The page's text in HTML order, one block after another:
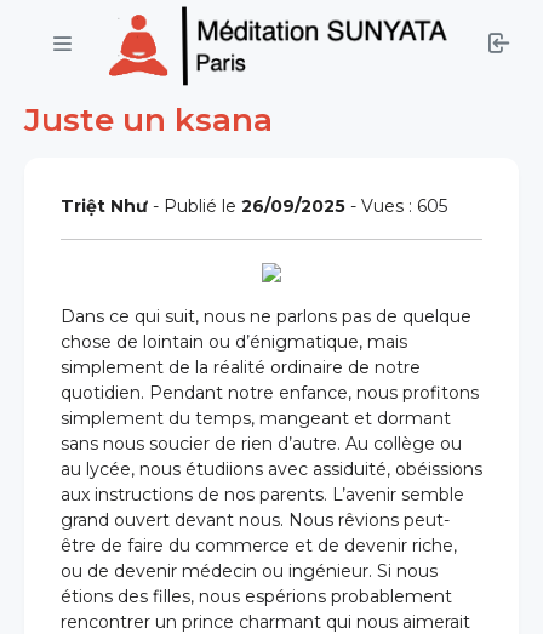
Juste un ksana
Triệt Như - Publié le 26/09/2025 - Vues : 605
Dans ce qui suit, nous ne parlons pas de quelque
chose de lointain ou d’énigmatique, mais
simplement de la réalité ordinaire de notre
quotidien. Pendant notre enfance, nous profitons
simplement du temps, mangeant et dormant
sans nous soucier de rien d’autre. Au collège ou
au lycée, nous étudiions avec assiduité, obéissions
aux instructions de nos parents. L’avenir semble
grand ouvert devant nous. Nous rêvions peut-
être de faire du commerce et de devenir riche,
ou de devenir médecin ou ingénieur. Si nous
étions des filles, nous espérions probablement
rencontrer un prince charmant qui nous aimerait